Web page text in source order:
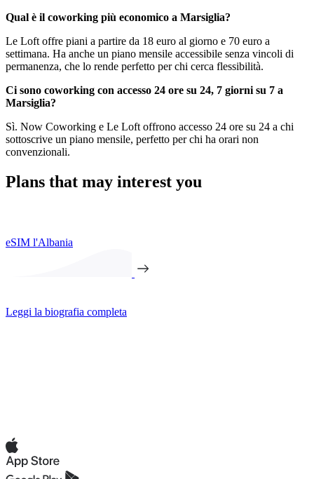
Qual è il coworking più economico a Marsiglia?
Le Loft offre piani a partire da 18 euro al giorno e 70 euro a
settimana. Ha anche un piano mensile accessibile senza vincoli di
permanenza, che lo rende perfetto per chi cerca flessibilità.
Ci sono coworking con accesso 24 ore su 24, 7 giorni su 7 a
Marsiglia?
Sì. Now Coworking e Le Loft offrono accesso 24 ore su 24 a chi
sottoscrive un piano mensile, perfetto per chi ha orari non
convenzionali.
Plans that may interest you
eSIM l'Albania
Leggi la biografia completa